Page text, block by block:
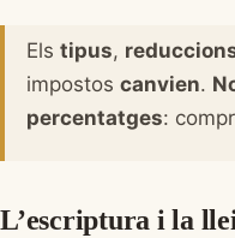
Els tipus,
impostos canvien.
percentatges:
L’escriptura i la